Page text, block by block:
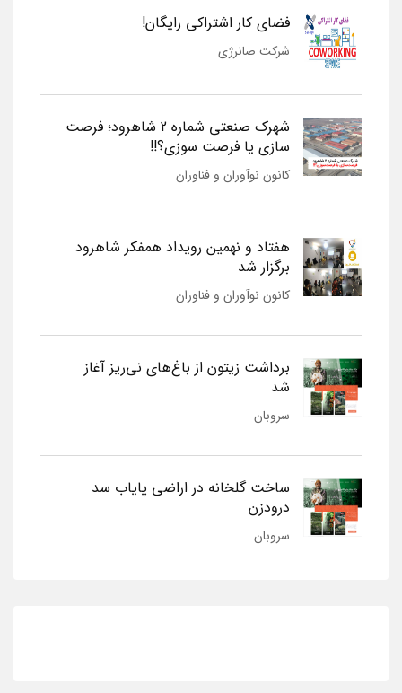
فضای کار اشتراکی رایگان!
شرکت صانرژی
شهرک صنعتی شماره 2 شاهرود؛ فرصت
سازی یا فرصت سوزی؟!!
کانون نوآوران و فناوران
هفتاد و نهمین رویداد همفکر شاهرود
برگزار شد
کانون نوآوران و فناوران
برداشت زیتون از باغ‌های نی‌ریز آغاز
شد
سروبان
ساخت گلخانه در اراضی پایاب سد
درودزن
سروبان